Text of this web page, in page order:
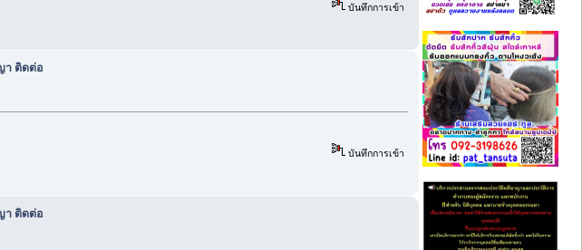
บันทึกการเข้า
า ติดต่อ
บันทึกการเข้า
า ติดต่อ